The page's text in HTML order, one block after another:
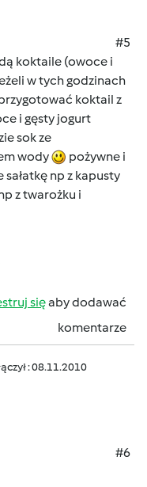
#5
koktaile (owoce i
w tych godzinach
koktail z
i gęsty jogurt
sok ze
wody
pożywne i
np z kapusty
z twarożku i
sięaby dodawać
komentarze
: 08.11.2010
#6